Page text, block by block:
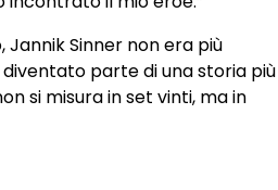
Jannik Sinner non era più
parte di una storia più
si misura in set vinti, ma in